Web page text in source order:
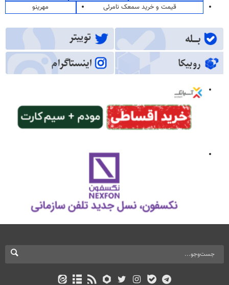
قیمت و خرید سمعک نامرئی
مهرینو